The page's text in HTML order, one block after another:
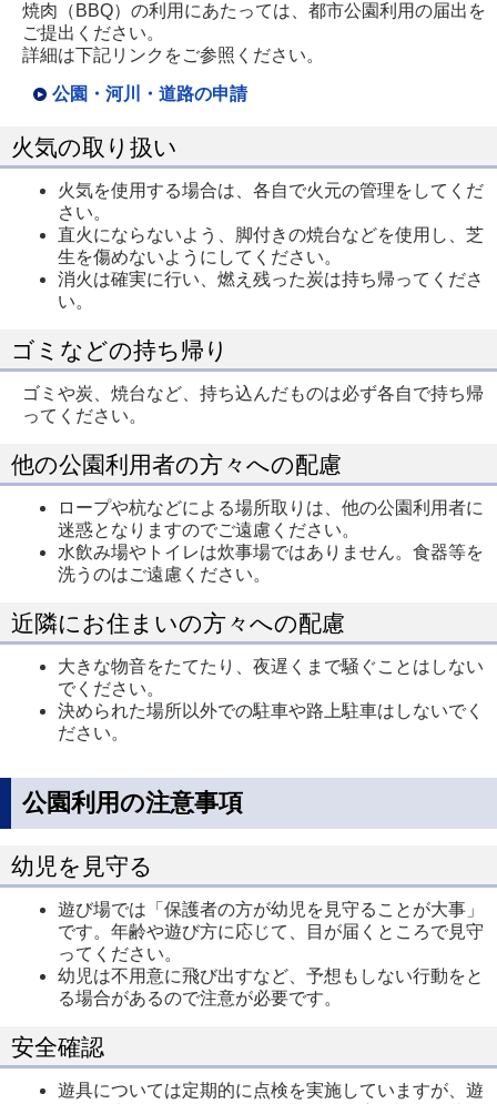
焼肉（BBQ）の利用にあたっては、都市公園利用の届出を
ご提出ください。
詳細は下記リンクをご参照ください。
公園・河川・道路の申請
火気の取り扱い
火気を使用する場合は、各自で火元の管理をしてくだ
さい。
直火にならないよう、脚付きの焼台などを使用し、芝
生を傷めないようにしてください。
消火は確実に行い、燃え残った炭は持ち帰ってくださ
い。
ゴミなどの持ち帰り
ゴミや炭、焼台など、持ち込んだものは必ず各自で持ち帰
ってください。
他の公園利用者の方々への配慮
ロープや杭などによる場所取りは、他の公園利用者に
迷惑となりますのでご遠慮ください。
水飲み場やトイレは炊事場ではありません。食器等を
洗うのはご遠慮ください。
近隣にお住まいの方々への配慮
大きな物音をたてたり、夜遅くまで騒ぐことはしない
でください。
決められた場所以外での駐車や路上駐車はしないでく
ださい。
公園利用の注意事項
幼児を見守る
遊び場では「保護者の方が幼児を見守ることが大事」
です。年齢や遊び方に応じて、目が届くところで見守
ってください。
幼児は不用意に飛び出すなど、予想もしない行動をと
る場合があるので注意が必要です。
安全確認
遊具については定期的に点検を実施していますが、遊